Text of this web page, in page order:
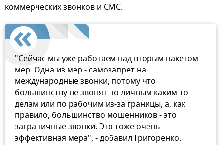
коммерческих звонков и СМС.
"Сейчас мы уже работаем над вторым пакетом
мер. Одна из мер - самозапрет на
международные звонки, потому что
большинству не звонят по личным каким-то
делам или по рабочим из-за границы, а, как
правило, большинство мошенников - это
заграничные звонки. Это тоже очень
эффективная мера", - добавил Григоренко.